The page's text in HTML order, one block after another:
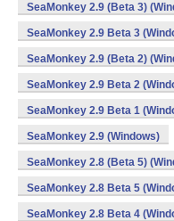
SeaMonkey 2.9 (Beta 3)
SeaMonkey 2.9 Beta 3
SeaMonkey 2.9 (Beta 2)
SeaMonkey 2.9 Beta 2
SeaMonkey 2.9 Beta 1
SeaMonkey 2.9 (Windows)
SeaMonkey 2.8 (Beta 5)
SeaMonkey 2.8 Beta 5
SeaMonkey 2.8 Beta 4